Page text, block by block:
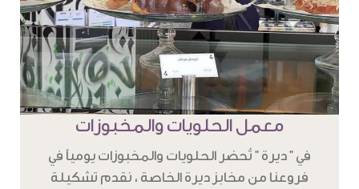
معمل الحلويات والمخبوزات
في " ديرة " تُحضر الحلويات والمخبوزات يومياً في
فروعنا من مخابز ديرة الخاصة ، نقدم تشكيلة
مختارة من الحلويات والمخبوزات اللي تناسب كل